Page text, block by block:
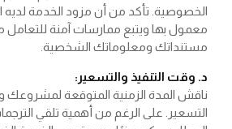
الخصوصية. تأكد من أن مزود الخدمة لديه
معمول بها ويتبع ممارسات آمنة للتعامل
مستنداتك ومعلوماتك الشخصية.
د. وقت التنفيذ والتسعير:
ناقش المدة الزمنية المتوقعة
التسعير. على الرغم من أهمية تلقي